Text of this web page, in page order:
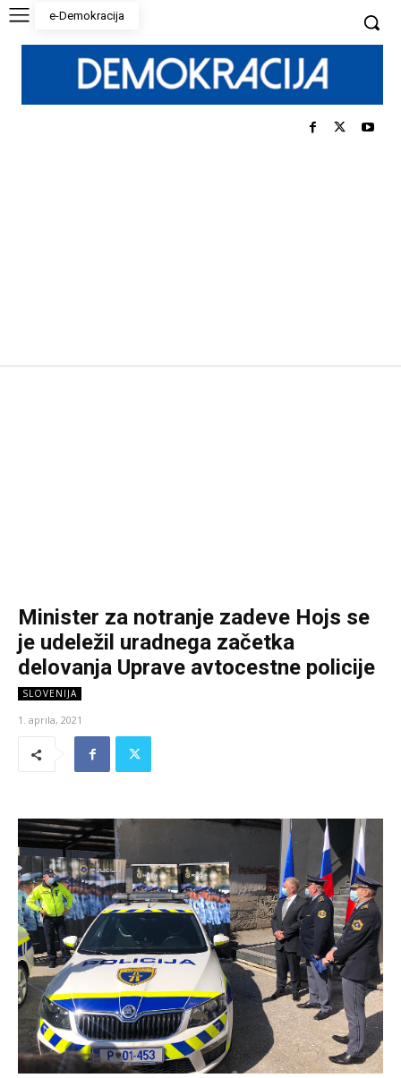
e-Demokracija
Minister za notranje zadeve Hojs se
je udeležil uradnega začetka
delovanja Uprave avtocestne policije
SLOVENIJA
1. aprila, 2021